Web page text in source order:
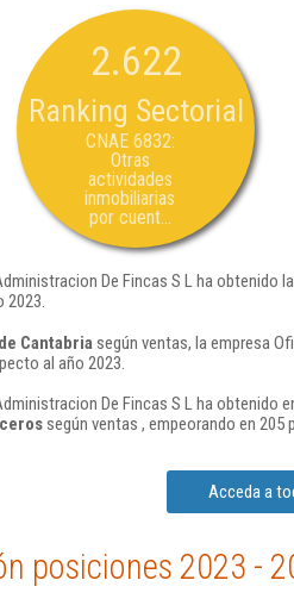
2.622
Ranking Sectorial
CNAE 6832:
Otras
actividades
inmobiliarias
por cuent...
De Fincas S L ha obtenido
2023.
Cantabria según ventas, la empresa
al año 2023.
De Fincas S L ha obtenido
según ventas , empeorando en
Acceda a
posiciones 2023 -